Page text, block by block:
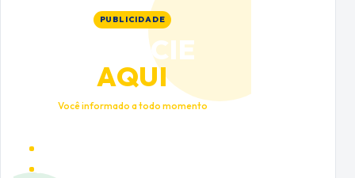
PUBLICIDADE
ANUNCIE
AQUI
Você informado a todo momento